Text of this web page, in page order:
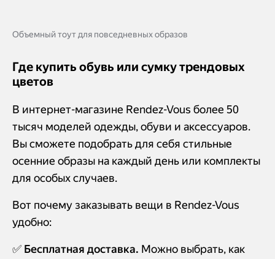
Объемный тоут для повседневных образов
Где купить обувь или сумку трендовых
цветов
В интернет-магазине Rendez-Vous более 50
тысяч моделей одежды, обуви и аксессуаров.
Вы сможете подобрать для себя стильные
осенние образы на каждый день или комплекты
для особых случаев.
Вот почему заказывать вещи в Rendez-Vous
удобно:
✅ Бесплатная доставка. Можно выбрать, как